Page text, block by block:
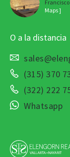
Maps ]
O a la distancia
(315) 370
(322) 222
Whatsapp